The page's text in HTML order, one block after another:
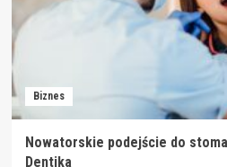
Orientu
Biznes
Nowatorskie podejście do
Dentika